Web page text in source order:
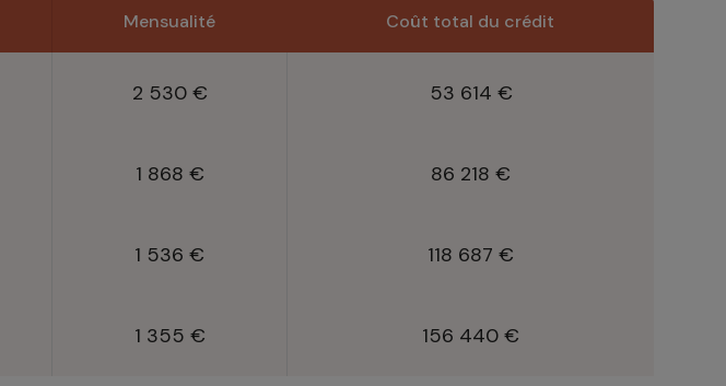
Mensualité Coût total du crédit
2 530 € 53 614 €
1 868 € 86 218 €
1 536 € 118 687 €
1 355 € 156 440 €